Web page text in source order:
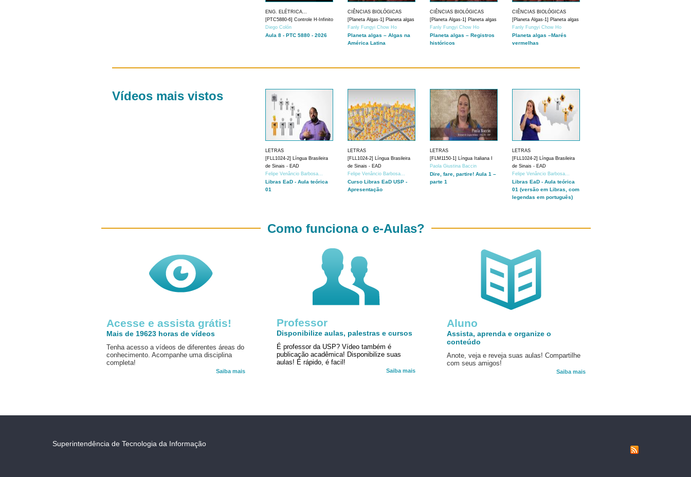
ENG. ELÉTRICA...
[PTC5880-6] Controle H-Infinito
Diego Colón
Aula 8 - PTC 5880 - 2026
CIÊNCIAS BIOLÓGICAS
[Planeta Algas-1] Planeta algas
Fanly Fungyi Chow Ho
Planeta algas – Algas na
América Latina
CIÊNCIAS BIOLÓGICAS
[Planeta Algas-1] Planeta algas
Fanly Fungyi Chow Ho
Planeta algas – Registros
históricos
CIÊNCIAS BIOLÓGICAS
[Planeta Algas-1] Planeta algas
Fanly Fungyi Chow Ho
Planeta algas –Marés
vermelhas
Vídeos mais vistos
LETRAS
[FLL1024-2] Língua Brasileira
de Sinais - EAD
Felipe Venâncio Barbosa...
Libras EaD - Aula teórica
01
LETRAS
[FLL1024-2] Língua Brasileira
de Sinais - EAD
Felipe Venâncio Barbosa...
Curso Libras EaD USP -
Apresentação
LETRAS
[FLM1150-1] Língua Italiana I
Paola Giustina Baccin
Dire, fare, partire! Aula 1 –
parte 1
LETRAS
[FLL1024-2] Língua Brasileira
de Sinais - EAD
Felipe Venâncio Barbosa...
Libras EaD - Aula teórica
01 (versão em Libras, com
legendas em português)
Acesse e assista grátis!
Mais de 19623 horas de vídeos
Tenha acesso a vídeos de diferentes áreas do
conhecimento. Acompanhe uma disciplina
completa!
Saiba mais
Aluno
Assista, aprenda e organize o
conteúdo
Anote, veja e reveja suas aulas! Compartilhe
com seus amigos!
Saiba mais
Como funciona o e-Aulas?
Professor
Disponibilize aulas, palestras e cursos
É professor da USP? Vídeo também é
publicação acadêmica! Disponibilize suas
aulas! É rápido, é facil!
Saiba mais
Superintendência de Tecnologia da Informação